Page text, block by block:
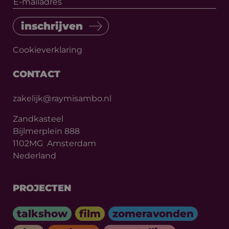
inschrijven
Cookieverklaring
CONTACT
zakelijk@raymisambo.nl
Zandkasteel
Bijlmerplein 888
1102MG Amsterdam
Nederland
PROJECTEN
talkshow film
zomeravonden
Opslagverklaring